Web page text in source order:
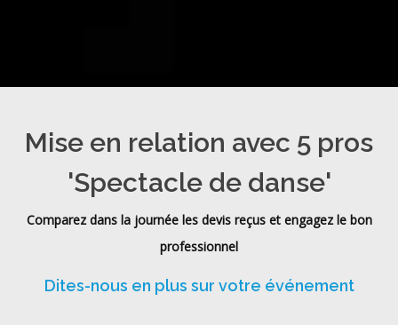
Mise en relation avec 5 pros
'Spectacle de danse'
Comparez dans la journée les devis reçus et engagez le bon
professionnel
Dites-nous en plus sur votre événement